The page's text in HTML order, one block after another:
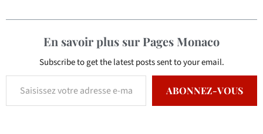
En savoir plus sur Pages Monaco
Subscribe to get the latest posts sent to your email.
ABONNEZ-VOUS